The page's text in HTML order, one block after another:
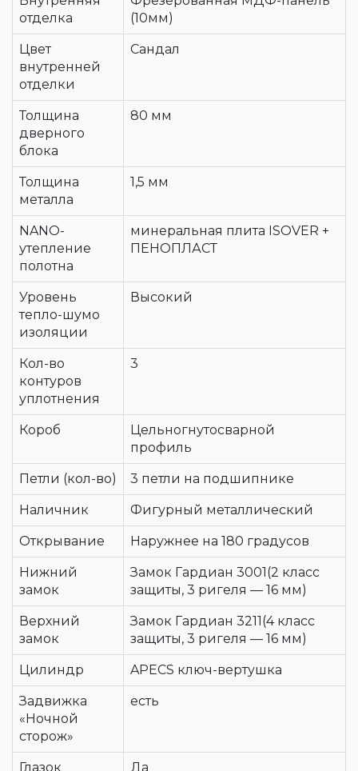
отделка
(10мм)
Цвет
внутренней
отделки
Сандал
Толщина
дверного
блока
80 мм
Толщина
металла
1,5 мм
NANO-
утепление
полотна
минеральная плита ISOVER +
ПЕНОПЛАСТ
Уровень
тепло-шумо
изоляции
Высокий
Кол-во
контуров
уплотнения
3
Короб
Цельногнутосварной
профиль
Петли (кол-во) 3 петли на подшипнике
Наличник Фигурный металлический
Открывание Наружнее на 180 градусов
Нижний
замок
Замок Гардиан 3001(2 класс
защиты, 3 ригеля — 16 мм)
Верхний
замок
Замок Гардиан 3211(4 класс
защиты, 3 ригеля — 16 мм)
Цилиндр APECS ключ-вертушка
Задвижка
«Ночной
сторож»
есть
Глазок Да